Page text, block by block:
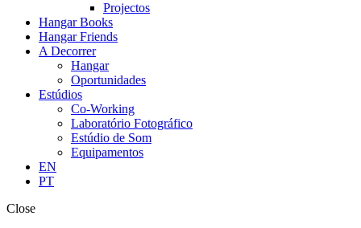
Projectos
Hangar Books
Hangar Friends
A Decorrer
Hangar
Oportunidades
Estúdios
Co-Working
Laboratório Fotográfico
Estúdio de Som
Equipamentos
EN
PT
Close